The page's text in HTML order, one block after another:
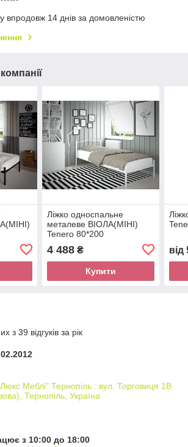
впродовж 14 днів за домовленістю
Ліжко односпальне
металеве ВІОЛА(МІНІ)
Tenero 80*200
4 488₴
Купити
від
з 39 відгуків за рік
Меблі" Тернопіль : вул. Торговиця 1В
Тернопіль, Україна
з 10:00 до 18:00